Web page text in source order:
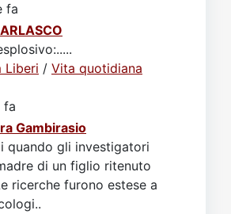
fa
Liberi / Vita quotidiana
fa
Gambirasio
quando gli investigatori
di un figlio ritenuto
ricerche furono estese a